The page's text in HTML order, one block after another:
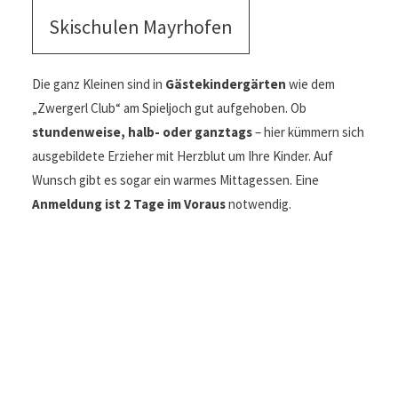
Skischulen Mayrhofen
Die ganz Kleinen sind in Gästekindergärten wie dem
„Zwergerl Club“ am Spieljoch gut aufgehoben. Ob
stundenweise, halb- oder ganztags– hier kümmern sich
ausgebildete Erzieher mit Herzblut um Ihre Kinder. Auf
Wunsch gibt es sogar ein warmes Mittagessen. Eine
Anmeldung ist 2 Tage im Vorausnotwendig.